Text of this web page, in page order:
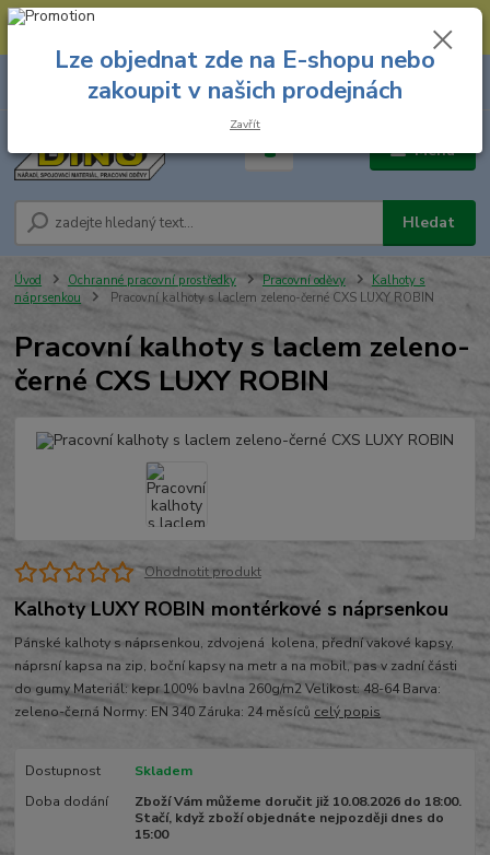
--- Spojovací materiál: 774 431 045 --- Prodejna nářadí: 731 449 423 --
Menu
Hledat
8.00 hod. - 16.00 hod.
za
Úvod Ochranné pracovní prostředky Pracovní oděvy
Kalhoty s
náprsenkou
Pracovní kalhoty s laclem zeleno-černé CXS LUXY ROBIN
Pracovní kalhoty s laclem zeleno-
černé CXS LUXY ROBIN
Ohodnotit produkt
Kalhoty LUXY ROBIN montérkové s náprsenkou
Pánské kalhoty s náprsenkou, zdvojená kolena, přední vakové kapsy,
náprsní kapsa na zip, boční kapsy na metr a na mobil, pas v zadní části
do gumy Materiál: kepr 100% bavlna 260g/m2 Velikost: 48-64 Barva:
zeleno-černá Normy: EN 340 Záruka: 24 měsíců celý popis
Dostupnost
Skladem
Doba dodání
Zboží Vám můžeme doručit již 10.08.2026 do 18:00.
Stačí, když zboží objednáte nejpozději dnes do
15:00
Lze objednat zde na E-shopu nebo
zakoupit v našich prodejnách
Zavřít